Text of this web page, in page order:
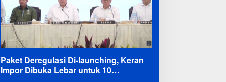
Paket Deregulasi Di-launching, Keran
Impor Dibuka Lebar untuk 10